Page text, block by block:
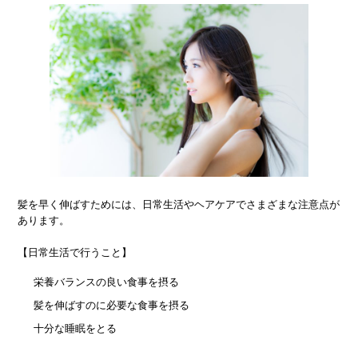
髪を早く伸ばすためには、日常生活やヘアケアでさまざまな注意点が
あります。
【日常生活で行うこと】
栄養バランスの良い食事を摂る
髪を伸ばすのに必要な食事を摂る
十分な睡眠をとる